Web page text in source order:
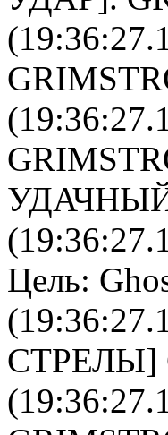
Цель:
СТРЕЛЫ]